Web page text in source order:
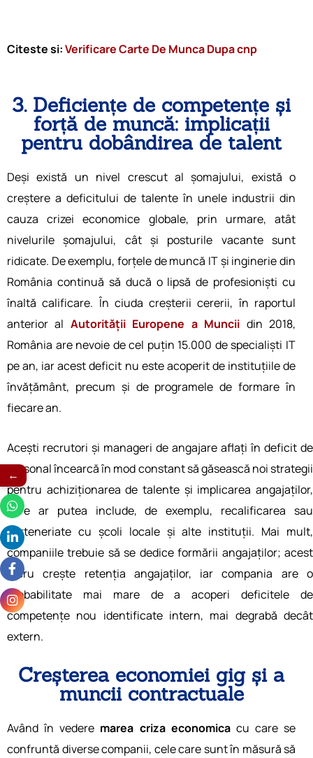
Citeste si:Verificare Carte De Munca Dupa cnp
3. Deficiențe de competențe și
forță de muncă: implicații
pentru dobândirea de talent
Deși există un nivel crescut al șomajului, există o
creștere a deficitului de talente în unele industrii din
cauza crizei economice globale, prin urmare, atât
nivelurile șomajului, cât și posturile vacante sunt
ridicate. De exemplu, forțele de muncă IT și inginerie din
România continuă să ducă o lipsă de profesioniști cu
înaltă calificare. În ciuda creșterii cererii, în raportul
anterior al Autorității Europene a Muncii din 2018,
România are nevoie de cel puțin 15.000 de specialiști IT
pe an, iar acest deficit nu este acoperit de instituțiile de
învățământ, precum și de programele de formare în
fiecare an.
Acești recrutori și manageri de angajare aflați în deficit de
personal încearcă în mod constant să găsească noi strategii
pentru achiziționarea de talente și implicarea angajaților,
care ar putea include, de exemplu, recalificarea sau
parteneriate cu școli locale și alte instituții. Mai mult,
companiile trebuie să se dedice formării angajaților; acest
lucru crește retenția angajaților, iar compania are o
probabilitate mai mare de a acoperi deficitele de
competențe nou identificate intern, mai degrabă decât
extern.
Creșterea economiei gig și a
muncii contractuale
Având în vedere marea criza economica cu care se
confruntă diverse companii, cele care sunt în măsură să
←